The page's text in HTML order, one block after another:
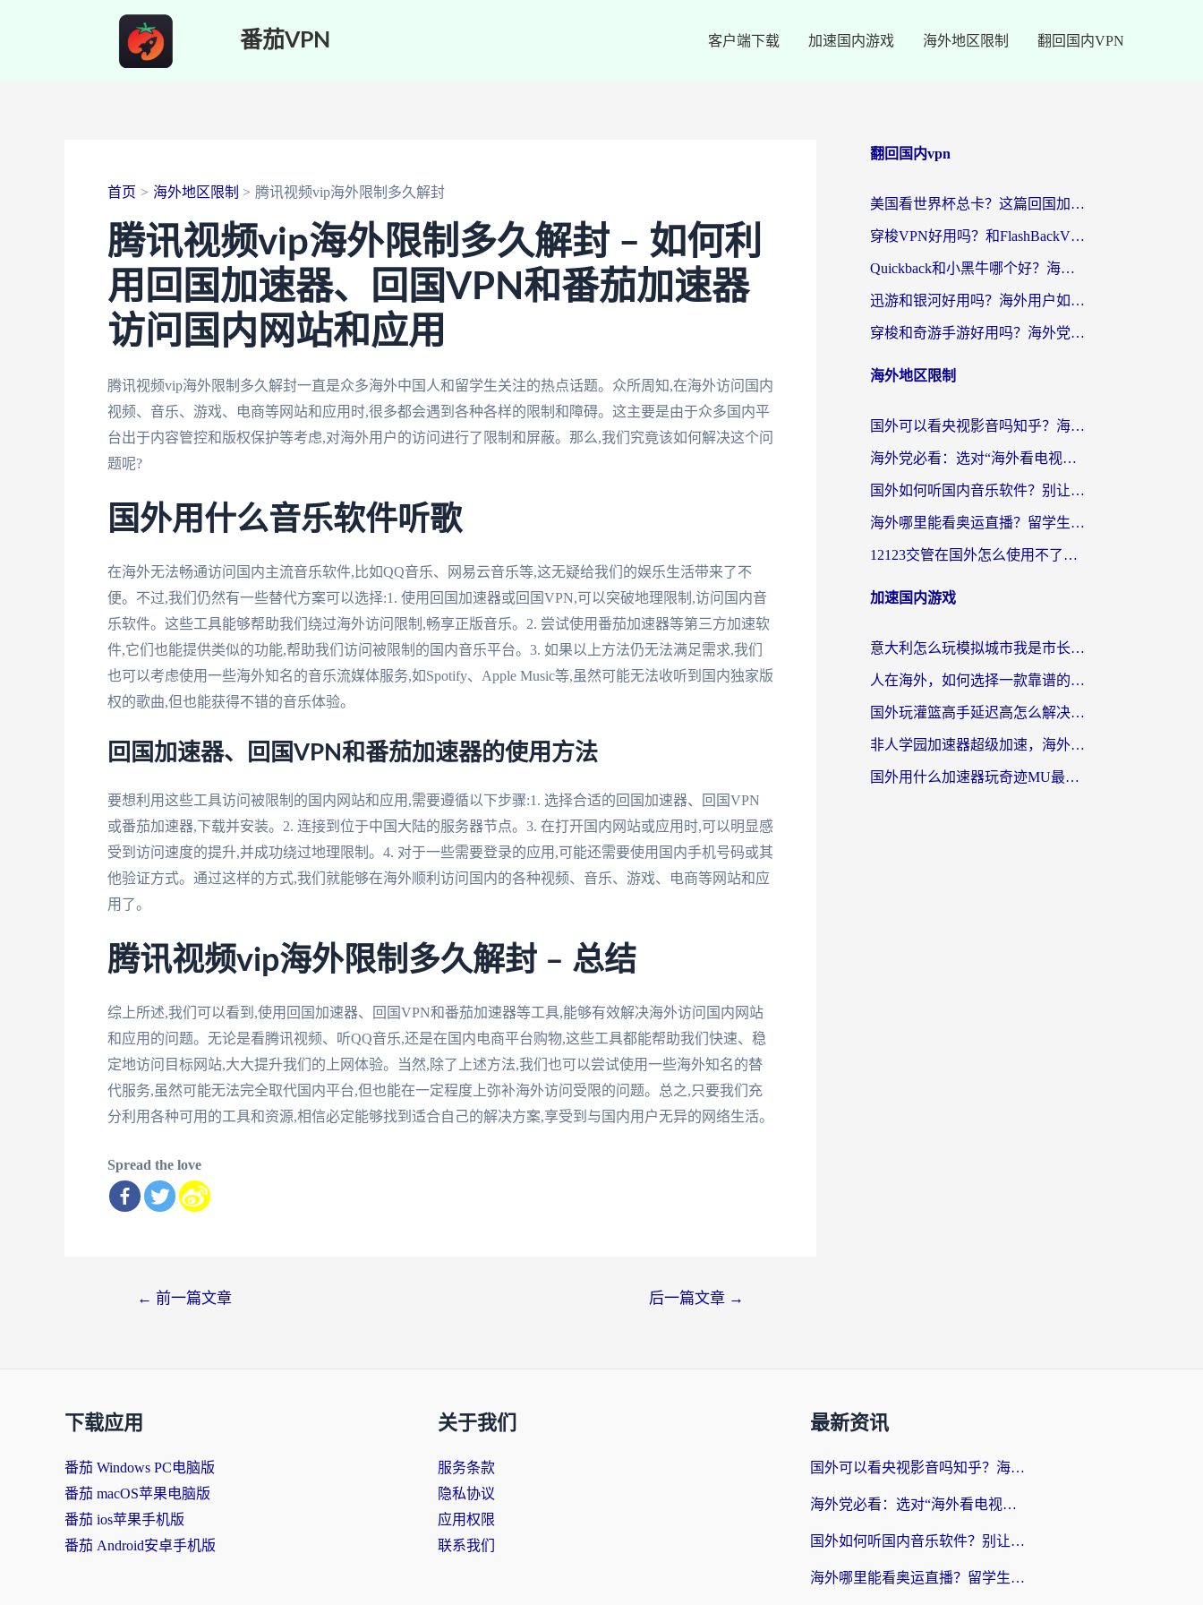
番茄VPN 客户端下载 加速国内游戏 海外地区限制 翻回国内VPN
首页 海外地区限制 腾讯视频vip海外限制多久解封
腾讯视频vip海外限制多久解封 – 如何利
用回国加速器、回国VPN和番茄加速器
访问国内网站和应用
腾讯视频vip海外限制多久解封一直是众多海外中国人和留学生关注的热点话题。众所周知,在海外访问国内
视频、音乐、游戏、电商等网站和应用时,很多都会遇到各种各样的限制和障碍。这主要是由于众多国内平
台出于内容管控和版权保护等考虑,对海外用户的访问进行了限制和屏蔽。那么,我们究竟该如何解决这个问
题呢?
国外用什么音乐软件听歌
在海外无法畅通访问国内主流音乐软件,比如QQ音乐、网易云音乐等,这无疑给我们的娱乐生活带来了不
便。不过,我们仍然有一些替代方案可以选择:1. 使用回国加速器或回国VPN,可以突破地理限制,访问国内音
乐软件。这些工具能够帮助我们绕过海外访问限制,畅享正版音乐。2. 尝试使用番茄加速器等第三方加速软
件,它们也能提供类似的功能,帮助我们访问被限制的国内音乐平台。3. 如果以上方法仍无法满足需求,我们
也可以考虑使用一些海外知名的音乐流媒体服务,如Spotify、Apple Music等,虽然可能无法收听到国内独家版
权的歌曲,但也能获得不错的音乐体验。
回国加速器、回国VPN和番茄加速器的使用方法
要想利用这些工具访问被限制的国内网站和应用,需要遵循以下步骤:1. 选择合适的回国加速器、回国VPN
或番茄加速器,下载并安装。2. 连接到位于中国大陆的服务器节点。3. 在打开国内网站或应用时,可以明显感
受到访问速度的提升,并成功绕过地理限制。4. 对于一些需要登录的应用,可能还需要使用国内手机号码或其
他验证方式。通过这样的方式,我们就能够在海外顺利访问国内的各种视频、音乐、游戏、电商等网站和应
用了。
腾讯视频vip海外限制多久解封 – 总结
综上所述,我们可以看到,使用回国加速器、回国VPN和番茄加速器等工具,能够有效解决海外访问国内网站
和应用的问题。无论是看腾讯视频、听QQ音乐,还是在国内电商平台购物,这些工具都能帮助我们快速、稳
定地访问目标网站,大大提升我们的上网体验。当然,除了上述方法,我们也可以尝试使用一些海外知名的替
代服务,虽然可能无法完全取代国内平台,但也能在一定程度上弥补海外访问受限的问题。总之,只要我们充
分利用各种可用的工具和资源,相信必定能够找到适合自己的解决方案,享受到与国内用户无异的网络生活。
Spread the love
← 前一篇文章 后一篇文章 →
翻回国内vpn
美国看世界杯总卡？这篇回国加速器指南帮你无缝刷国内资源（附苹果手机VPN设置步骤）
穿梭VPN好用吗？和FlashBackVPN对比哪个回国效果更好？
Quickback和小黑牛哪个好？海外党亲测指南，选对回国加速器秒回国内
迅游和银河好用吗？海外用户如何选择回国加速器实现无缝访问国内资源
穿梭和奇游手游好用吗？海外党亲测3款回国加速器，附蜜蜂加速器七天试用攻略
海外地区限制
国外可以看央视影音吗知乎？海外党亲测有效的回国加速方案
海外党必看：选对“海外看电视剧软件”，再也不用愁国内剧刷不了
国外如何听国内音乐软件？别让地域限制，断了你的中文歌单
海外哪里能看奥运直播？留学生&海外华人必看的体育赛事观赛终极指南
12123交管在国外怎么使用不了？海外华人必看的无缝访问国内资源指南
加速国内游戏
意大利怎么玩模拟城市我是市长？海外党国服游戏加速终极攻略（附三国3量子特攻解决办法）
人在海外，如何选择一款靠谱的玩剑灵2加速器？
国外玩灌篮高手延迟高怎么解决？海外玩家国服游戏加速终极指南
非人学园加速器超级加速，海外玩家重返国服的通行证
国外用什么加速器玩奇迹MU最好？2026海外玩家国服游戏加速全攻略
下载应用
番茄 Windows PC电脑版
番茄 macOS苹果电脑版
番茄 ios苹果手机版
番茄 Android安卓手机版
关于我们
服务条款
隐私协议
应用权限
联系我们
最新资讯
国外可以看央视影音吗知乎？海外党亲测有效的回国加速方案
海外党必看：选对“海外看电视剧软件”，再也不用愁国内剧刷不了
国外如何听国内音乐软件？别让地域限制，断了你的中文歌单
海外哪里能看奥运直播？留学生&海外华人必看的体育赛事观赛终极指南